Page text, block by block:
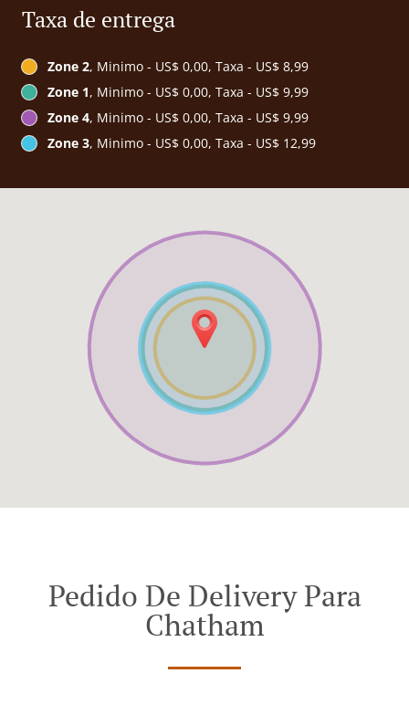
Taxa de entrega
Zone 2, Minimo - US$ 0,00, Taxa - US$ 8,99
Zone 1, Minimo - US$ 0,00, Taxa - US$ 9,99
Zone 4, Minimo - US$ 0,00, Taxa - US$ 9,99
Zone 3, Minimo - US$ 0,00, Taxa - US$ 12,99
Pedido De Delivery Para
Chatham